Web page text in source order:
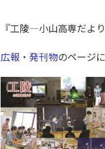
『工陵―小山高専だよ
広報・発刊物のページ